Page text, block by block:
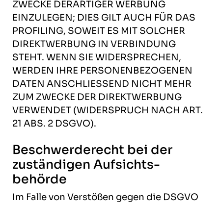
ZWECKE DERARTIGER WERBUNG
EINZULEGEN; DIES GILT AUCH FÜR DAS
PROFILING, SOWEIT ES MIT SOLCHER
DIREKTWERBUNG IN VERBINDUNG
STEHT. WENN SIE WIDERSPRECHEN,
WERDEN IHRE PERSONENBEZOGENEN
DATEN ANSCHLIESSEND NICHT MEHR
ZUM ZWECKE DER DIREKTWERBUNG
VERWENDET (WIDERSPRUCH NACH ART.
21 ABS. 2 DSGVO).
Beschwerde­recht bei der
zuständigen Aufsichts­
behörde
Im Falle von Verstößen gegen die DSGVO